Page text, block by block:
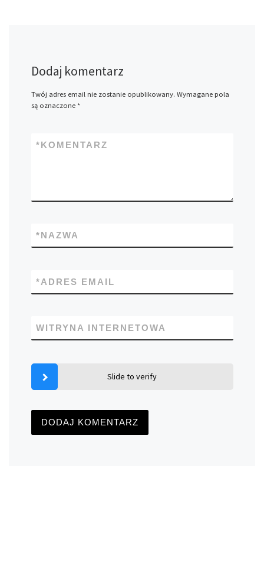
Dodaj komentarz
Twój adres email nie zostanie opublikowany. Wymagane pola
są oznaczone *
KOMENTARZ
*
NAZWA
*
ADRES EMAIL
*
WITRYNA INTERNETOWA
Slide to verify